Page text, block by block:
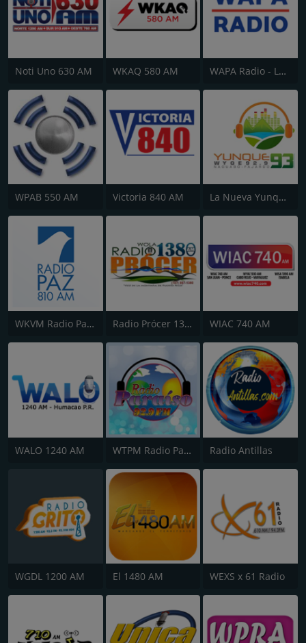
Noti Uno 630 AM WKAQ 580 AM WAPA Radio - La Poderosa
WPAB 550 AM Victoria 840 AM La Nueva Yunque 93 FM
WKVM Radio Paz 810 AM Radio Prócer 1380 AM WIAC 740 AM
WALO 1240 AM WTPM Radio Paraíso 92.9 FM Radio Antillas
WGDL 1200 AM El 1480 AM WEXS x 61 Radio